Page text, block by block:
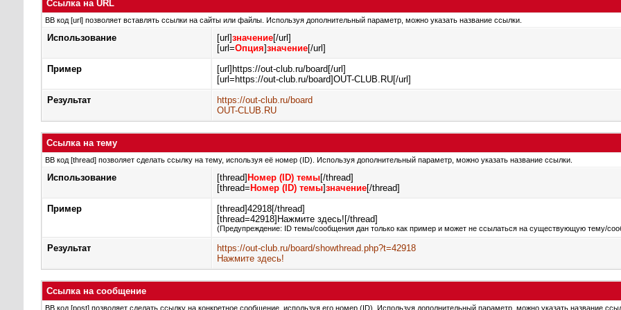
Ссылка на URL
BB код [url] позволяет вставлять ссылки на сайты или файлы. Используя дополнительный параметр, можно указать название ссылки.
Использование [url]значение[/url]
[url=Опция]значение[/url]
Пример
[url]https://out-club.ru/board[/url]
[url=https://out-club.ru/board]OUT-CLUB.RU[/url]
Результат
https://out-club.ru/board
OUT-CLUB.RU
Ссылка на тему
BB код [thread] позволяет сделать ссылку на тему, используя её номер (ID). Используя дополнительный параметр, можно указать название ссылки.
Использование [thread] Номер (ID) темы[/thread]
[thread= Номер (ID) темы]значение[/thread]
Пример
[thread]42918[/thread]
[thread=42918]Нажмите здесь![/thread]
(Предупреждение: ID темы/сообщения дан только как пример и может не ссылаться на существующую тему/
Результат
https://out-club.ru/board/showthread.php?t=42918
Нажмите здесь!
Ссылка на сообщение
BB код [post] позволяет сделать ссылку на конкретное сообщение, используя его номер (ID). Используя дополнительный параметр, можно указать название